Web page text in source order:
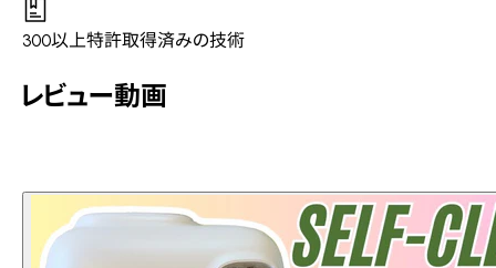
300以上特許取得済みの技術
レビュー動画